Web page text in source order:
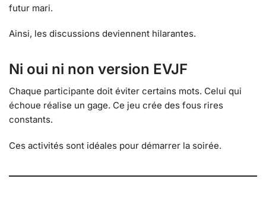
futur mari.
Ainsi, les discussions deviennent hilarantes.
Ni oui ni non version EVJF
Chaque participante doit éviter certains mots. Celui qui
échoue réalise un gage. Ce jeu crée des fous rires
constants.
Ces activités sont idéales pour démarrer la soirée.